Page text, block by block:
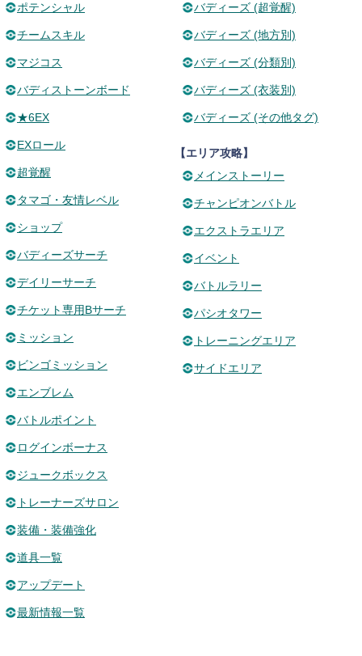
ポテンシャル
チームスキル
マジコス
バディストーンボード
★6EX
EXロール
超覚醒
タマゴ・友情レベル
ショップ
バディーズサーチ
デイリーサーチ
チケット専用Bサーチ
ミッション
ビンゴミッション
エンブレム
バトルポイント
ログインボーナス
ジュークボックス
トレーナーズサロン
装備・装備強化
道具一覧
アップデート
最新情報一覧
バディーズ (超覚醒)
バディーズ (地方別)
バディーズ (分類別)
バディーズ (衣装別)
バディーズ (その他タグ)
【エリア攻略】
メインストーリー
チャンピオンバトル
エクストラエリア
イベント
バトルラリー
パシオタワー
トレーニングエリア
サイドエリア